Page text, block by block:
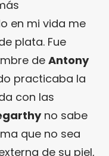
en mi vida me
plata. Fue
de Antony
practicaba la
con las
no sabe
que no sea
de su piel,